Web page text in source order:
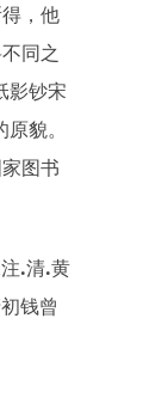
，他
同之
影钞宋
貌。
图书
.清.黄
钱曾